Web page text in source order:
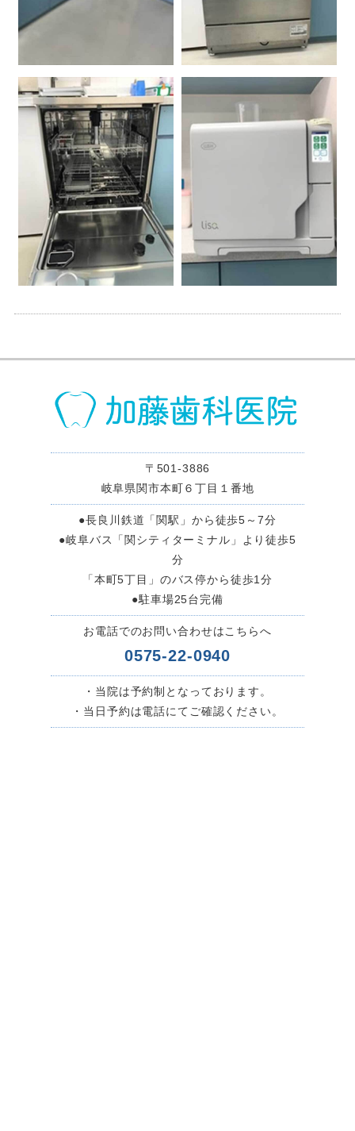
〒501-3886
岐阜県関市本町６丁目１番地
●長良川鉄道「関駅」から徒歩5～7分
●岐阜バス「関シティターミナル」より徒歩5
分
「本町5丁目」のバス停から徒歩1分
●駐車場25台完備
お電話でのお問い合わせはこちらへ
0575-22-0940
・当院は予約制となっております。
・当日予約は電話にてご確認ください。